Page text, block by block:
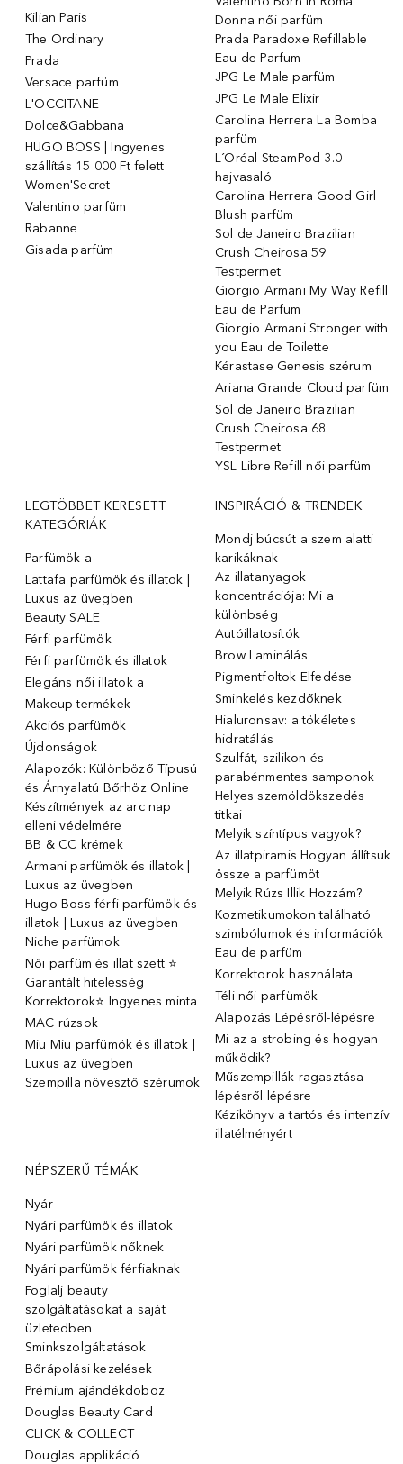
Kilian Paris
The Ordinary
Prada
Versace parfüm
L'OCCITANE
Dolce&Gabbana
HUGO BOSS | Ingyenes
szállítás 15 000 Ft felett
Women'Secret
Valentino parfüm
Rabanne
Gisada parfüm
Donna női parfüm
Prada Paradoxe Refillable
Eau de Parfum
JPG Le Male parfüm
JPG Le Male Elixir
Carolina Herrera La Bomba
parfüm
L´Oréal SteamPod 3.0
hajvasaló
Carolina Herrera Good Girl
Blush parfüm
Sol de Janeiro Brazilian
Crush Cheirosa 59
Testpermet
Giorgio Armani My Way Refill
Eau de Parfum
Giorgio Armani Stronger with
you Eau de Toilette
Kérastase Genesis szérum
Ariana Grande Cloud parfüm
Sol de Janeiro Brazilian
Crush Cheirosa 68
Testpermet
YSL Libre Refill női parfüm
LEGTÖBBET KERESETT
KATEGÓRIÁK
Parfümök ️a
Lattafa parfümök és illatok |
Luxus az üvegben
Beauty SALE
Férfi parfümök
Férfi parfümök és illatok
Elegáns női illatok ️a
Makeup termékek
Akciós parfümök
Újdonságok
Alapozók: Különböző Típusú
és Árnyalatú Bőrhöz Online
Készítmények az arc nap
elleni védelmére
BB & CC krémek
Armani parfümök és illatok |
Luxus az üvegben
Hugo Boss férfi parfümök és
illatok | Luxus az üvegben
Niche parfümok
Női parfüm és illat szett ⭐
Garantált hitelesség
Korrektorok⭐ Ingyenes minta
MAC rúzsok
Miu Miu parfümök és illatok |
Luxus az üvegben
Szempilla növesztő szérumok
INSPIRÁCIÓ & TRENDEK
Mondj búcsút a szem alatti
karikáknak
Az illatanyagok
koncentrációja: Mi a
különbség
Autóillatosítók
Brow Laminálás
Pigmentfoltok Elfedése
Sminkelés kezdőknek
Hialuronsav: a tökéletes
hidratálás
Szulfát, szilikon és
parabénmentes samponok
Helyes szemöldökszedés
titkai
Melyik színtípus vagyok?
Az illatpiramis Hogyan állítsuk
össze a parfümöt
Melyik Rúzs Illik Hozzám?
Kozmetikumokon található
szimbólumok és információk
Eau de parfüm
Korrektorok használata
Téli női parfümök
Alapozás Lépésről-lépésre
Mi az a strobing és hogyan
működik?
Műszempillák ragasztása
lépésről lépésre
Kézikönyv a tartós és intenzív
illatélményért
NÉPSZERŰ TÉMÁK
Nyár
Nyári parfümök és illatok
Nyári parfümök nőknek
Nyári parfümök férfiaknak
Foglalj beauty
szolgáltatásokat a saját
üzletedben
Sminkszolgáltatások
Bőrápolási kezelések
Prémium ajándékdoboz
Douglas Beauty Card
CLICK & COLLECT
Douglas applikáció